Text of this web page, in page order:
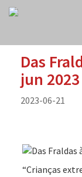
Das
jun 2023
2023-06-21
“Crianças